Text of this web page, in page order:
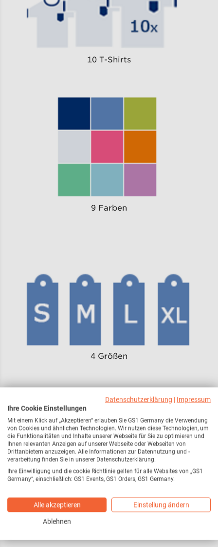
10 T-Shirts
9 Farben
4 Größen
360 T-Shirts = 360 EANs
Datenschutzerklärung | Impressum
Ihre Cookie Einstellungen
Mit einem Klick auf „Akzeptieren“ erlauben Sie GS1 Germany die Verwendung
von Cookies und ähnlichen Technologien. Wir nutzen diese Technologien, um
die Funktionalitäten und Inhalte unserer Webseite für Sie zu optimieren und
Ihnen relevanten Anzeigen auf unserer Webseite oder Webseiten von
Drittanbietern anzuzeigen. Alle Informationen zur Datennutzung und -
verarbeitung finden Sie in unserer Datenschutzerklärung.
Ihre Einwilligung und die cookie Richtlinie gelten für alle Websites von „GS1
Germany“, einschließlich: GS1 Events, GS1 Orders, GS1 Germany.
Alle akzeptieren Einstellung ändern
Ablehnen